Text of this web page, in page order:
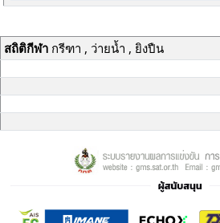
สถิติกีฬากรีฑา , ว่ายน้ำ , ยิงปืน